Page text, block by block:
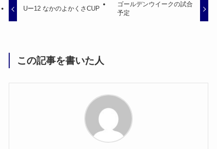
Uー12 なかのよかくさCUP
ゴールデンウイークの試合
予定
この記事を書いた人